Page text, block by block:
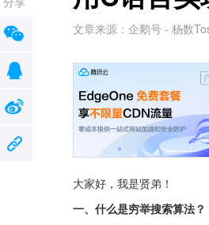
文章来源： 企鹅号 - 杨数
大家好，我是贤弟！
一、什么是穷举搜索算法？